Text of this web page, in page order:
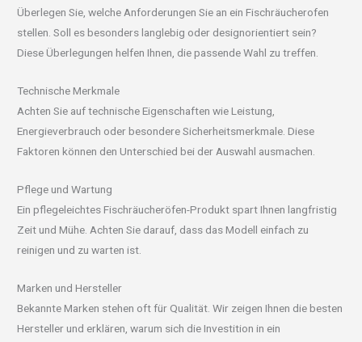
Überlegen Sie, welche Anforderungen Sie an ein Fischräucherofen
stellen. Soll es besonders langlebig oder designorientiert sein?
Diese Überlegungen helfen Ihnen, die passende Wahl zu treffen.
Technische Merkmale
Achten Sie auf technische Eigenschaften wie Leistung,
Energieverbrauch oder besondere Sicherheitsmerkmale. Diese
Faktoren können den Unterschied bei der Auswahl ausmachen.
Pflege und Wartung
Ein pflegeleichtes Fischräucheröfen-Produkt spart Ihnen langfristig
Zeit und Mühe. Achten Sie darauf, dass das Modell einfach zu
reinigen und zu warten ist.
Marken und Hersteller
Bekannte Marken stehen oft für Qualität. Wir zeigen Ihnen die besten
Hersteller und erklären, warum sich die Investition in ein